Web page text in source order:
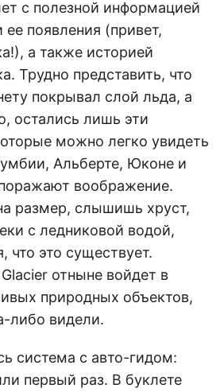
с полезной информацией
ее появления (привет,
а также историей
Трудно представить, что
покрывал слой льда, а
остались лишь эти
можно легко увидеть
Альберте, Юконе и
воображение.
размер, слышишь хруст,
с ледниковой водой,
что это существует.
отныне войдет в
природных объектов,
либо видели.
система с авто-гидом:
первый раз. В буклете